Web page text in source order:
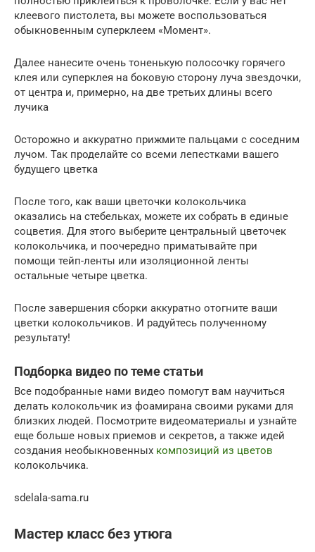
клеевого пистолета, вы можете воспользоваться
обыкновенным суперклеем «Момент».
Далее нанесите очень тоненькую полосочку горячего
клея или суперклея на боковую сторону луча звездочки,
от центра и, примерно, на две третьих длины всего
лучика
Осторожно и аккуратно прижмите пальцами с соседним
лучом. Так проделайте со всеми лепестками вашего
будущего цветка
После того, как ваши цветочки колокольчика
оказались на стебельках, можете их собрать в единые
соцветия. Для этого выберите центральный цветочек
колокольчика, и поочередно приматывайте при
помощи тейп-ленты или изоляционной ленты
остальные четыре цветка.
После завершения сборки аккуратно отогните ваши
цветки колокольчиков. И радуйтесь полученному
результату!
Подборка видео по теме статьи
Все подобранные нами видео помогут вам научиться
делать колокольчик из фоамирана своими руками для
близких людей. Посмотрите видеоматериалы и узнайте
еще больше новых приемов и секретов, а также идей
создания необыкновенных композиций из цветов
колокольчика.
sdelala-sama.ru
Мастер класс без утюга